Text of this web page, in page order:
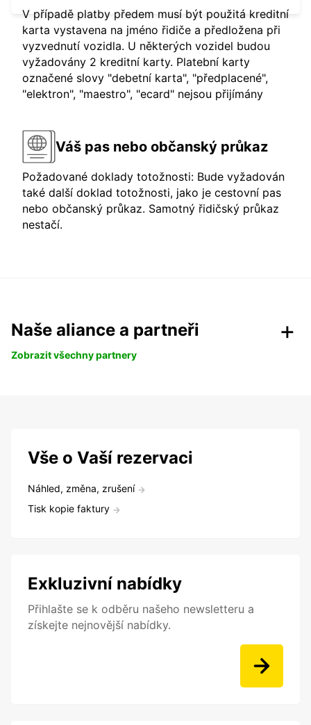
V případě platby předem musí být použitá kreditní
karta vystavena na jméno řidiče a předložena při
vyzvednutí vozidla. U některých vozidel budou
vyžadovány 2 kreditní karty. Platební karty
označené slovy "debetní karta", "předplacené",
"elektron", "maestro", "ecard" nejsou přijímány
Váš pas nebo občanský průkaz
Požadované doklady totožnosti: Bude vyžadován
také další doklad totožnosti, jako je cestovní pas
nebo občanský průkaz. Samotný řidičský průkaz
nestačí.
Naše aliance a partneři
Zobrazit všechny partnery
Vše o Vaší rezervaci
Náhled, změna, zrušení
Tisk kopie faktury
Exkluzivní nabídky
Přihlašte se k odběru našeho newsletteru a
získejte nejnovější nabídky.